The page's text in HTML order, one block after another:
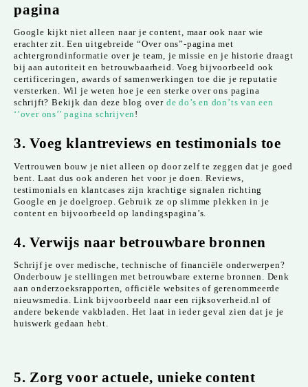
pagina
Google kijkt niet alleen naar je content, maar ook naar wie
erachter zit. Een uitgebreide “Over ons”-pagina met
achtergrondinformatie over je team, je missie en je historie draagt
bij aan autoriteit en betrouwbaarheid. Voeg bijvoorbeeld ook
certificeringen, awards of samenwerkingen toe die je reputatie
versterken. Wil je weten hoe je een sterke over ons pagina
schrijft? Bekijk dan deze blog over de do’s en don’ts van een
‘’over ons’’ pagina schrijven !
3. Voeg klantreviews en testimonials toe
Vertrouwen bouw je niet alleen op door zelf te zeggen dat je goed
bent. Laat dus ook anderen het voor je doen. Reviews,
testimonials en klantcases zijn krachtige signalen richting
Google en je doelgroep. Gebruik ze op slimme plekken in je
content en bijvoorbeeld op landingspagina’s.
4. Verwijs naar betrouwbare bronnen
Schrijf je over medische, technische of financiële onderwerpen?
Onderbouw je stellingen met betrouwbare externe bronnen. Denk
aan onderzoeksrapporten, officiële websites of gerenommeerde
nieuwsmedia. Link bijvoorbeeld naar een rijksoverheid.nl of
andere bekende vakbladen. Het laat in ieder geval zien dat je je
huiswerk gedaan hebt.
5. Zorg voor actuele, unieke content